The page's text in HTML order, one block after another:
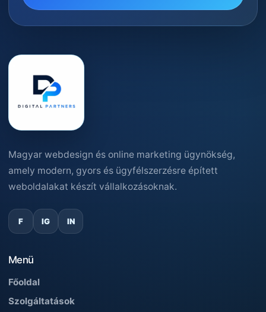
Magyar webdesign és online marketing ügynökség,
amely modern, gyors és ügyfélszerzésre épített
weboldalakat készít vállalkozásoknak.
F IG IN
Menü
Főoldal
Szolgáltatások